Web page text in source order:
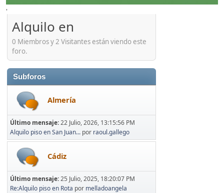
'
Alquilo en
0 Miembros y 2 Visitantes están viendo este
foro.
Subforos
Almería
Último mensaje:22 Julio, 2026, 13:15:56 PM
Alquilo piso en San Juan... por raoul.gallego
Cádiz
Último mensaje:25 Julio, 2025, 18:20:07 PM
Re:Alquilo piso en Rota por melladoangela